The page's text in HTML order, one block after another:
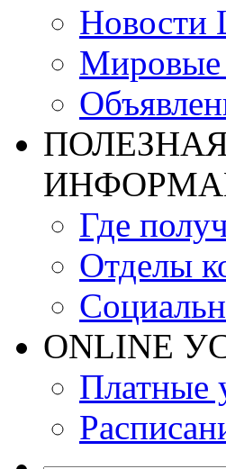
Новости
Мировые
Где
Отделы
ONLINE
Платные